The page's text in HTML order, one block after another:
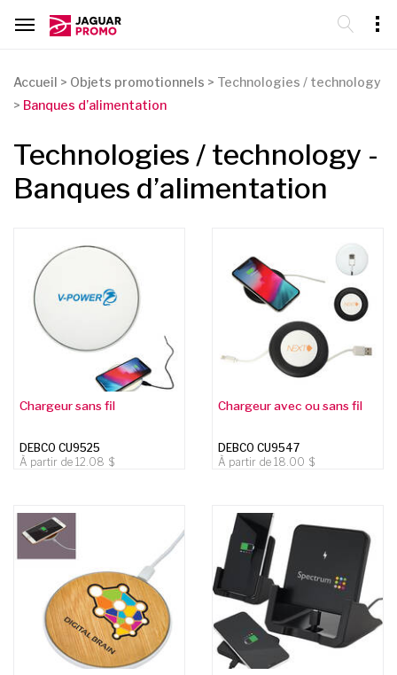
Accueil > Objets promotionnels > Technologies / technology
> Banques d’alimentation
Technologies / technology -
Banques d’alimentation
Chargeur sans fil
DEBCO CU9525
À partir de12.08
Chargeur avec ou sans fil
DEBCO CU9547
À partir de18.00